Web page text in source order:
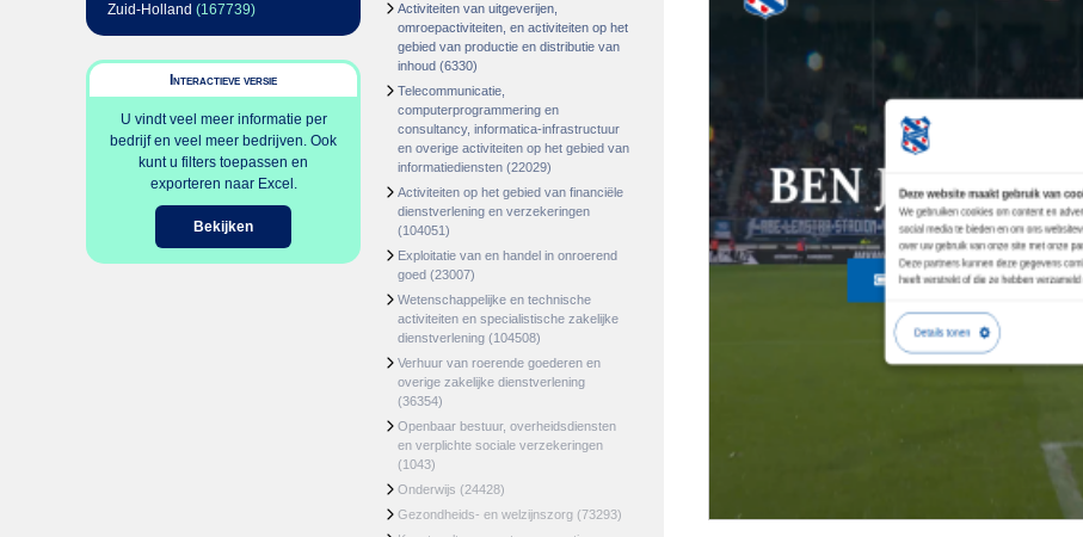
Zuid-Holland (167739)
Interactieve versie
U vindt veel meer informatie per
bedrijf en veel meer bedrijven. Ook
kunt u filters toepassen en
exporteren naar Excel.
Bekijken
Activiteiten van uitgeverijen,
omroepactiviteiten, en activiteiten op het
gebied van productie en distributie van
inhoud (6330)
Telecommunicatie,
computerprogrammering en
consultancy, informatica-infrastructuur
en overige activiteiten op het gebied van
informatiediensten (22029)
Activiteiten op het gebied van financiële
dienstverlening en verzekeringen
(104051)
Exploitatie van en handel in onroerend
goed (23007)
Wetenschappelijke en technische
activiteiten en specialistische zakelijke
dienstverlening (104508)
Verhuur van roerende goederen en
overige zakelijke dienstverlening
(36354)
Openbaar bestuur, overheidsdiensten
en verplichte sociale verzekeringen
(1043)
Onderwijs (24428)
Gezondheids- en welzijnszorg (73293)